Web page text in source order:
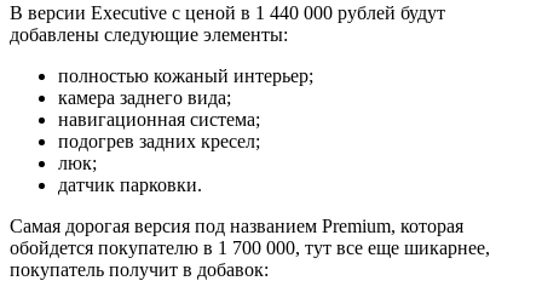
В версии Executive с ценой в 1 440 000 рублей будут
добавлены следующие элементы:
полностью кожаный интерьер;
камера заднего вида;
навигационная система;
подогрев задних кресел;
люк;
датчик парковки.
Самая дорогая версия под названием Premium, которая
обойдется покупателю в 1 700 000, тут все еще шикарнее,
покупатель получит в добавок: